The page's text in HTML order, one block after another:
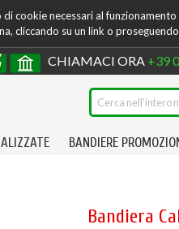
cookie necessari al
cliccando su un link o
CHIAMACI ORA +39
BANDIERE
Bandiera